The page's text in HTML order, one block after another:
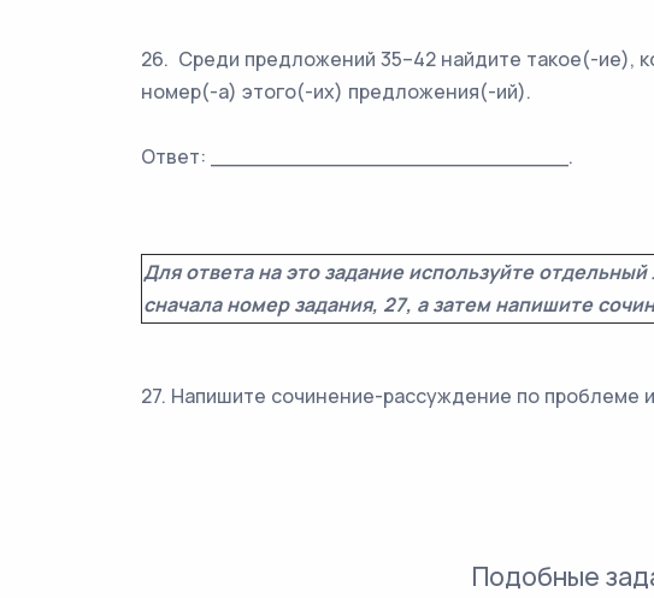
26. Среди предложений 35–42 найдите такое(-ие),
номер(-а) этого(-их) предложения(-ий).
Ответ: ___________________________.
Для ответа на это задание используйте
сначала номер задания, 27, а затем напишите
27. Напишите сочинение-рассуждение по проблеме
Подобные